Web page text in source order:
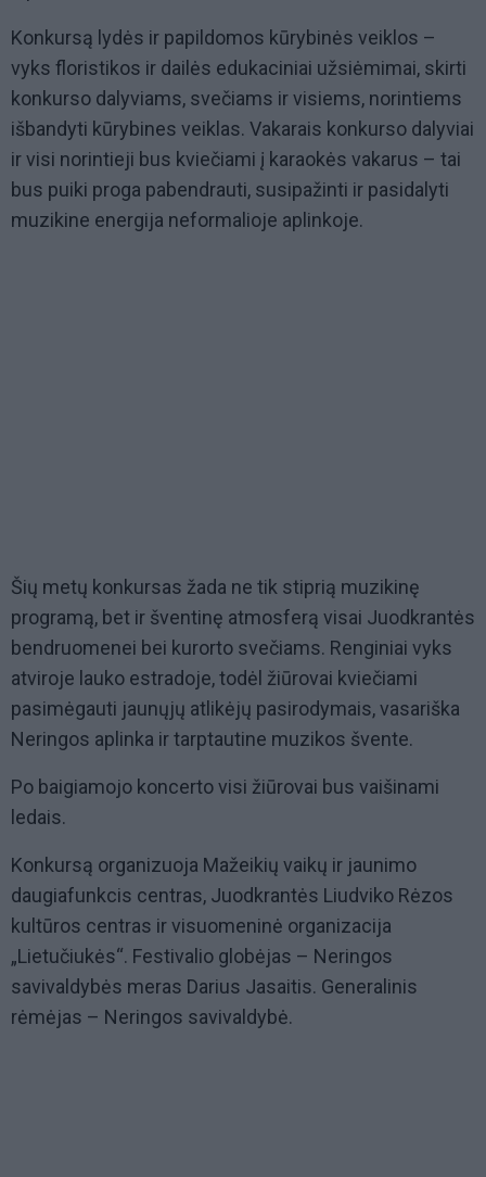
Konkursą lydės ir papildomos kūrybinės veiklos –
vyks floristikos ir dailės edukaciniai užsiėmimai, skirti
konkurso dalyviams, svečiams ir visiems, norintiems
išbandyti kūrybines veiklas. Vakarais konkurso dalyviai
ir visi norintieji bus kviečiami į karaokės vakarus – tai
bus puiki proga pabendrauti, susipažinti ir pasidalyti
muzikine energija neformalioje aplinkoje.
Šių metų konkursas žada ne tik stiprią muzikinę
programą, bet ir šventinę atmosferą visai Juodkrantės
bendruomenei bei kurorto svečiams. Renginiai vyks
atviroje lauko estradoje, todėl žiūrovai kviečiami
pasimėgauti jaunųjų atlikėjų pasirodymais, vasariška
Neringos aplinka ir tarptautine muzikos švente.
Po baigiamojo koncerto visi žiūrovai bus vaišinami
ledais.
Konkursą organizuoja Mažeikių vaikų ir jaunimo
daugiafunkcis centras, Juodkrantės Liudviko Rėzos
kultūros centras ir visuomeninė organizacija
„Lietučiukės“. Festivalio globėjas – Neringos
savivaldybės meras Darius Jasaitis. Generalinis
rėmėjas – Neringos savivaldybė.